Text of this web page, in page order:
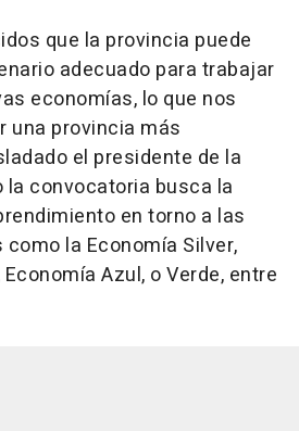
que la provincia puede
adecuado para trabajar
economías, lo que nos
una provincia más
el presidente de la
la convocatoria busca la
en torno a las
la Economía Silver,
Azul, o Verde, entre